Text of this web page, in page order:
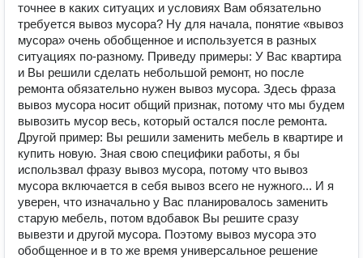
точнее в каких ситуацих и условиях Вам обязательно
требуется вывоз мусора? Ну для начала, понятие «вывоз
мусора» очень обобщенное и используется в разных
ситуациях по-разному. Приведу примеры: У Вас квартира
и Вы решили сделать небольшой ремонт, но после
ремонта обязательно нужен вывоз мусора. Здесь фраза
вывоз мусора носит общий признак, потому что мы будем
вывозить мусор весь, который остался после ремонта.
Другой пример: Вы решили заменить мебель в квартире и
купить новую. Зная свою специфики работы, я бы
использвал фразу вывоз мусора, потому что вывоз
мусора включается в себя вывоз всего не нужного... И я
уверен, что изначально у Вас планировалось заменить
старую мебель, потом вдобавок Вы решите сразу
вывезти и другой мусора. Поэтому вывоз мусора это
обобщенное и в то же время универсальное решение